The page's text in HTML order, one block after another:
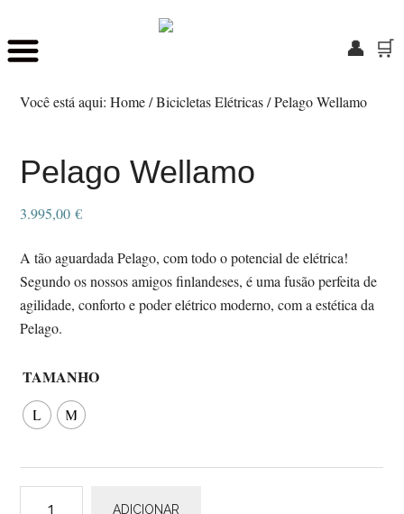
Skip
main
Saltar
Você está aqui:Home /Bicicletas Elétricas /Pelago Wellamo
Pelago Wellamo
3.995,00€
A tão aguardada Pelago, com todo o potencial de elétrica!
Segundo os nossos amigos finlandeses, é uma fusão perfeita de
agilidade, conforto e poder elétrico moderno, com a estética da
Pelago.
TAMANHO
L M
ADICIONAR
👤 🛒